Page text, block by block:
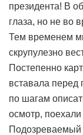
президента! В
глаза, но не во
Тем временем
скрупулезно
Постепенно
вставала перед
по шагам
осмотр,
Подозреваемый